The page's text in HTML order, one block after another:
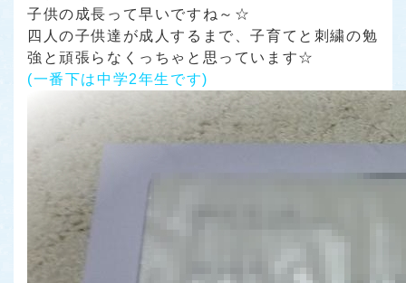
子供の成長って早いですね～☆
四人の子供達が成人するまで、子育てと刺繍の勉
強と頑張らなくっちゃと思っています☆
(一番下は中学2年生です)